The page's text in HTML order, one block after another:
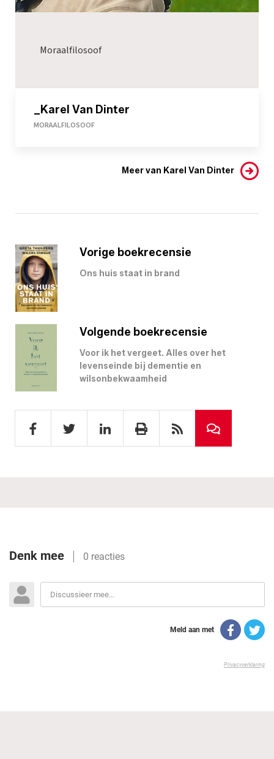
Moraalfilosoof
_Karel Van Dinter
MORAALFILOSOOF
Meer van Karel Van Dinter
Vorige boekrecensie
Ons huis staat in brand
Volgende boekrecensie
Voor ik het vergeet. Alles over het
levenseinde bij dementie en
wilsonbekwaamheid